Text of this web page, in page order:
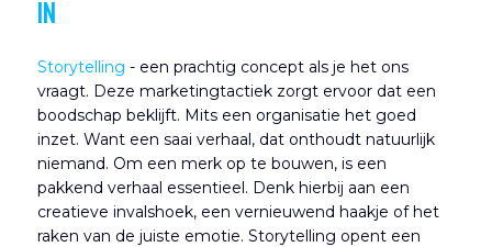
IN
Storytelling - een prachtig concept als je het ons
vraagt. Deze marketingtactiek zorgt ervoor dat een
boodschap beklijft. Mits een organisatie het goed
inzet. Want een saai verhaal, dat onthoudt natuurlijk
niemand. Om een merk op te bouwen, is een
pakkend verhaal essentieel. Denk hierbij aan een
creatieve invalshoek, een vernieuwend haakje of het
raken van de juiste emotie. Storytelling opent een